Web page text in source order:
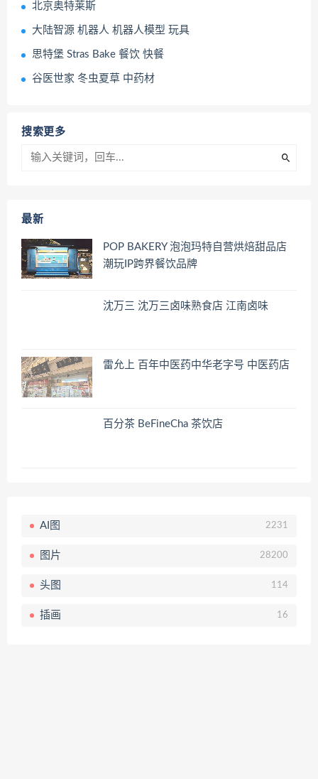
北京奥特莱斯
大陆智源 机器人 机器人模型 玩具
思特堡 Stras Bake 餐饮 快餐
谷医世家 冬虫夏草 中药材
搜索更多
最新
POP BAKERY 泡泡玛特自营烘焙甜品店
潮玩IP跨界餐饮品牌
沈万三 沈万三卤味熟食店 江南卤味
雷允上 百年中医药中华老字号 中医药店
百分茶 BeFineCha 茶饮店
AI图 2231
图片 28200
头图 114
插画 16